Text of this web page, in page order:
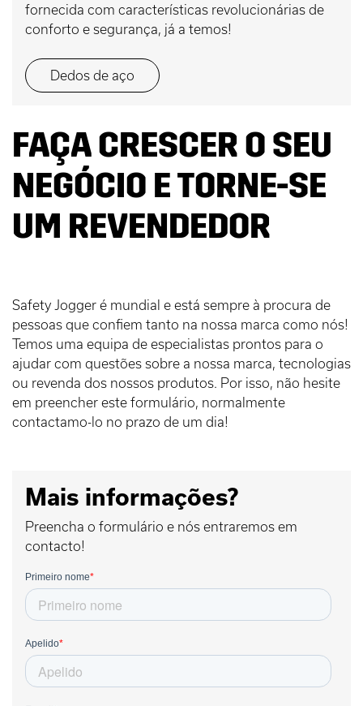
fornecida com características revolucionárias de
conforto e segurança, já a temos!
Dedos de aço
FAÇA CRESCER O SEU
NEGÓCIO E TORNE-SE
UM REVENDEDOR
Safety Jogger é mundial e está sempre à procura de
pessoas que confiem tanto na nossa marca como nós!
Temos uma equipa de especialistas prontos para o
ajudar com questões sobre a nossa marca, tecnologias
ou revenda dos nossos produtos. Por isso, não hesite
em preencher este formulário, normalmente
contactamo-lo no prazo de um dia!
Mais informações?
Preencha o formulário e nós entraremos em
contacto!